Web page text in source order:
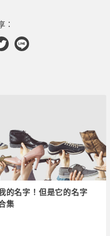
：
的名字！但是它的名字
集